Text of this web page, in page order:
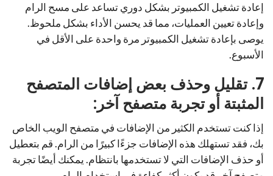
إعادة تشغيل الكمبيوتر بشكل دوري تساعد على مسح الرام
وإعادة تعيين العمليات، مما قد يحسن الأداء بشكل ملحوظ.
يوصى بإعادة تشغيل الكمبيوتر مرة واحدة على الأقل في
الأسبوع.
7. تقليل وحذف بعض إضافات المتصفح
المثبتة أو تجربة متصفح آخر:
إذا كنت تستخدم الكثير من الإضافات في متصفح الويب الخاص
بك، فقد تستهلك هذه الإضافات جزءًا كبيرًا من الرام. قم بتعطيل
أو حذف الإضافات التي لا تستخدمها بانتظام. يمكنك أيضًا تجربة